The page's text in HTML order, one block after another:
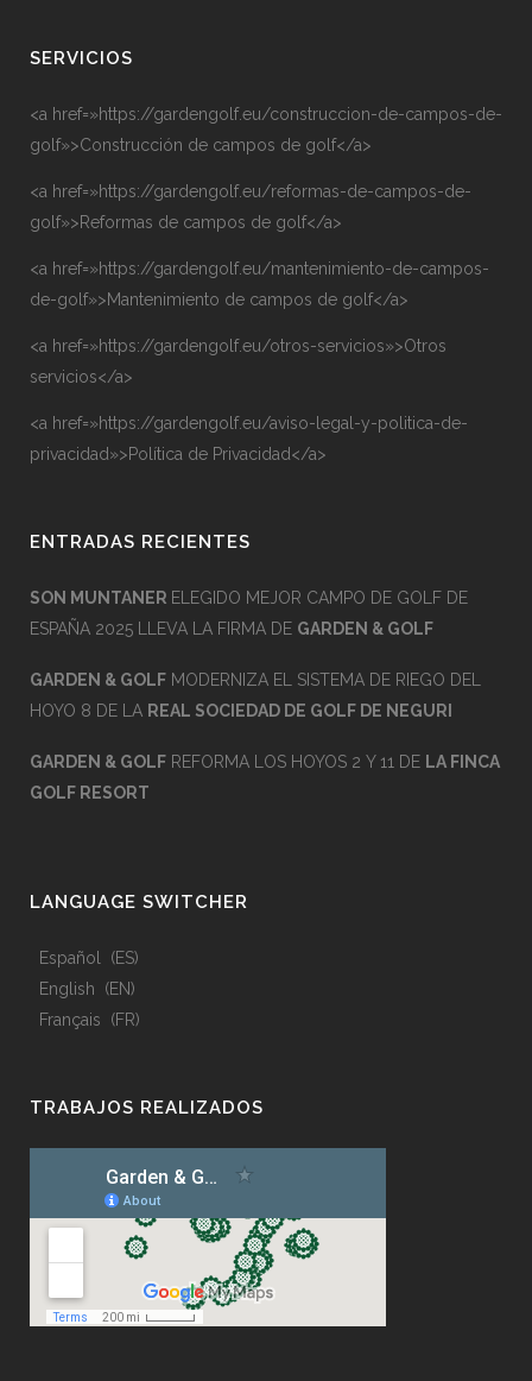
SERVICIOS
<a href=»https://gardengolf.eu/construccion-de-campos-de-
golf»>Construcción de campos de golf</a>
<a href=»https://gardengolf.eu/reformas-de-campos-de-
golf»>Reformas de campos de golf</a>
<a href=»https://gardengolf.eu/mantenimiento-de-campos-
de-golf»>Mantenimiento de campos de golf</a>
<a href=»https://gardengolf.eu/otros-servicios»>Otros
servicios</a>
<a href=»https://gardengolf.eu/aviso-legal-y-politica-de-
privacidad»>Política de Privacidad</a>
ENTRADAS RECIENTES
SON MUNTANER ELEGIDO MEJOR CAMPO DE GOLF DE
ESPAÑA 2025 LLEVA LA FIRMA DE GARDEN & GOLF
GARDEN & GOLF MODERNIZA EL SISTEMA DE RIEGO DEL
HOYO 8 DE LA REAL SOCIEDAD DE GOLF DE NEGURI
GARDEN & GOLF REFORMA LOS HOYOS 2 Y 11 DE LA FINCA
GOLF RESORT
LANGUAGE SWITCHER
Español
ES
English
EN
Français
FR
TRABAJOS REALIZADOS